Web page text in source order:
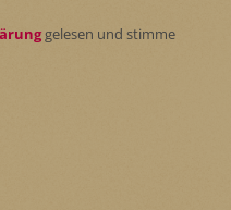
gelesen und stimme